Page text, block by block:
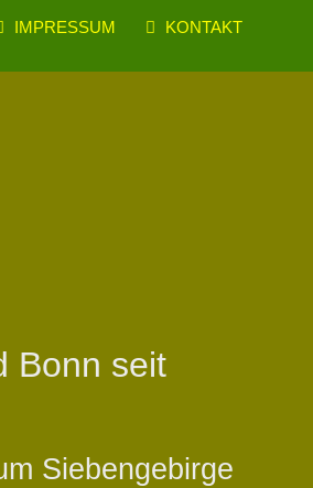
IMPRESSUM KONTAKT
Bonn seit
Siebengebirge